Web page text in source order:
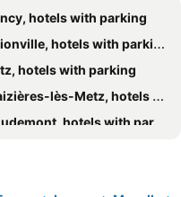
hotels with parking
hotels with parking
hotels with parking
lès-Metz, hotels with parking
hotels with parking